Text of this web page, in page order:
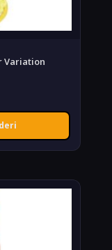
Variation